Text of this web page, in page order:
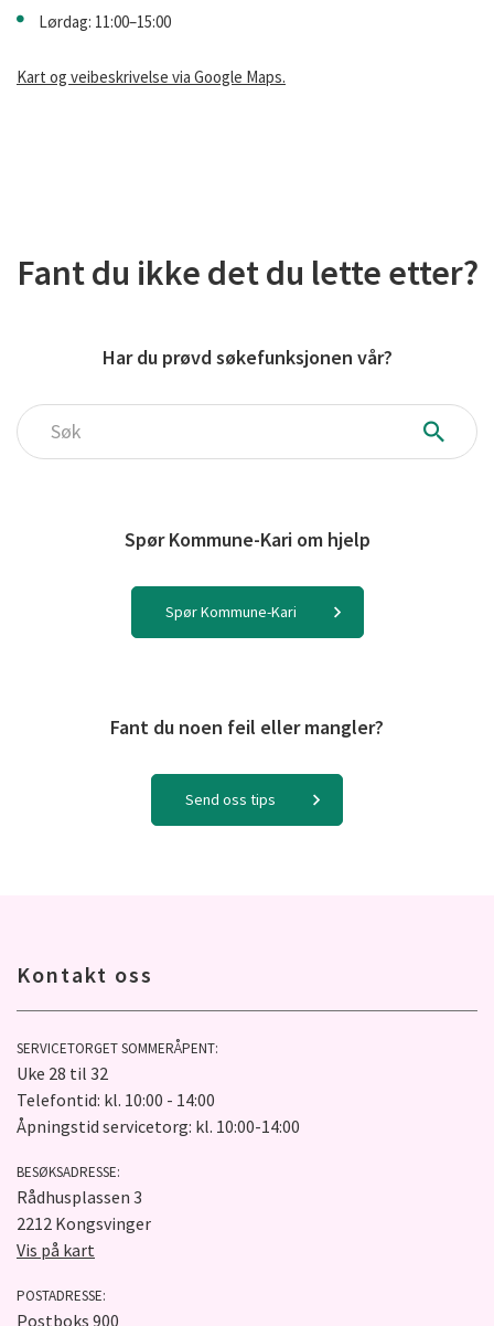
Lørdag: 11:00–15:00
Kart og veibeskrivelse via Google Maps.
Fant du ikke det du lette etter?
Har du prøvd søkefunksjonen vår?
Søk
Spør Kommune-Kari om hjelp
Spør Kommune-Kari
Fant du noen feil eller mangler?
Send oss tips
Kontakt oss
SERVICETORGET SOMMERÅPENT:
Uke 28 til 32
Telefontid: kl. 10:00 - 14:00
Åpningstid servicetorg: kl. 10:00-14:00
BESØKSADRESSE:
Rådhusplassen 3
2212 Kongsvinger
Vis på kart
POSTADRESSE:
Postboks 900